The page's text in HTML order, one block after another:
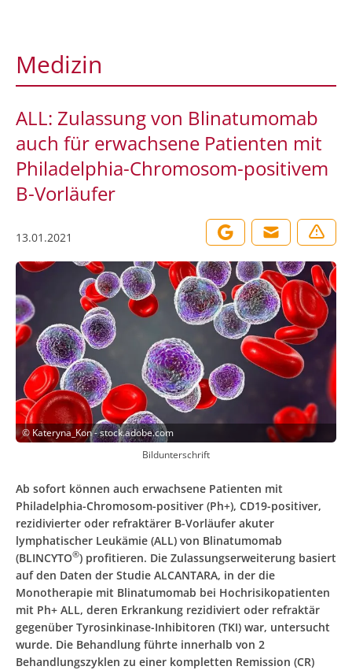
Medizin
ALL: Zulassung von Blinatumomab
auch für erwachsene Patienten mit
Philadelphia-Chromosom-positivem
B-Vorläufer
13.01.2021
© Kateryna_Kon - stock.adobe.com
Bildunterschrift
Ab sofort können auch erwachsene Patienten mit
Philadelphia-Chromosom-positiver (Ph+), CD19-positiver,
rezidivierter oder refraktärer B-Vorläufer akuter
lymphatischer Leukämie (ALL) von Blinatumomab
(BLINCYTO®) profitieren. Die Zulassungserweiterung basiert
auf den Daten der Studie ALCANTARA, in der die
Monotherapie mit Blinatumomab bei Hochrisikopatienten
mit Ph+ ALL, deren Erkrankung rezidiviert oder refraktär
gegenüber Tyrosinkinase-Inhibitoren (TKI) war, untersucht
wurde. Die Behandlung führte innerhalb von 2
Behandlungszyklen zu einer kompletten Remission (CR)